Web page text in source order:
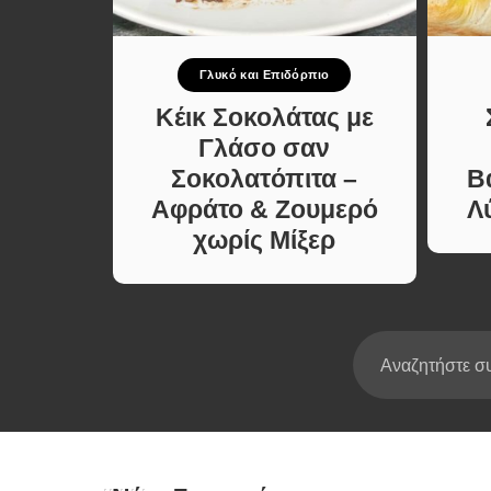
Σούπες
Συνταγές
Γλυκό και Επιδόρπιο
Κέικ Σοκολάτας με
Γλάσο σαν
Σοκολατόπιτα –
Αφράτο & Ζουμερό
χωρίς Μίξερ